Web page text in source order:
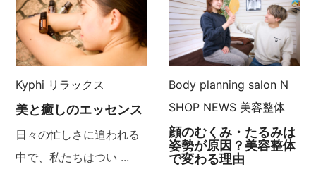
ゲ
ー
シ
ン
Kyphi リラックス
美と癒しのエッセンス
日々の忙しさに追われる
中で、私たちはつい ...
Body planning salon N
SHOP NEWS 美容整体
顔のむくみ・たるみは
姿勢が原因？美容整体
で変わる理由